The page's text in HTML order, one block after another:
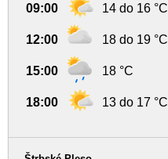
09:00 14 do 16 °C
12:00 18 do 19 °C
15:00 18 °C
18:00 13 do 17 °C